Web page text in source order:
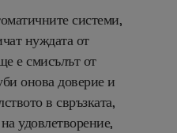
системи,
нуждата от
е смисълът от
онова доверие и
в свръзката,
удовлетворение,